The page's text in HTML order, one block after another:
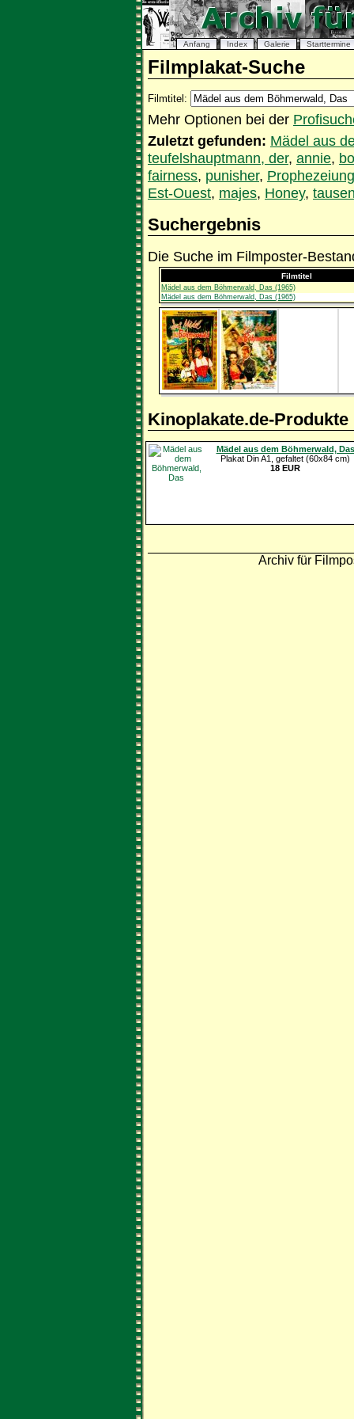
Anfang Index Galerie Starttermine
Filmplakat-Suche
Filmtitel:
Mehr Optionen bei der
Zuletzt gefunden: Mädel aus
teufelshauptmann, der, annie,
fairness, punisher,
Est-Ouest, majes, Honey,
Suchergebnis
Die Suche im Filmposter-
Filmtitel
Mädel aus dem Böhmerwald, Das (1965)
Mädel aus dem Böhmerwald, Das (1965)
Kinoplakate.de-Produkte
Mädel aus dem Böhmerwald, Das
Plakat Din A1, gefaltet (60x84 cm)
18 EUR
Archiv für